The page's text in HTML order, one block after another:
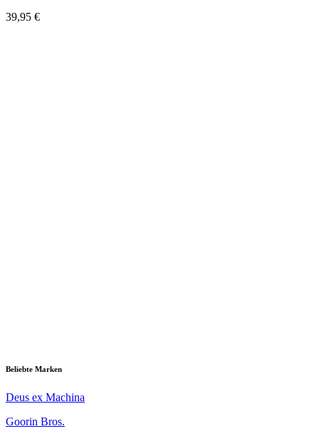
39,95 €
Beliebte Marken
Deus ex Machina
Goorin Bros.